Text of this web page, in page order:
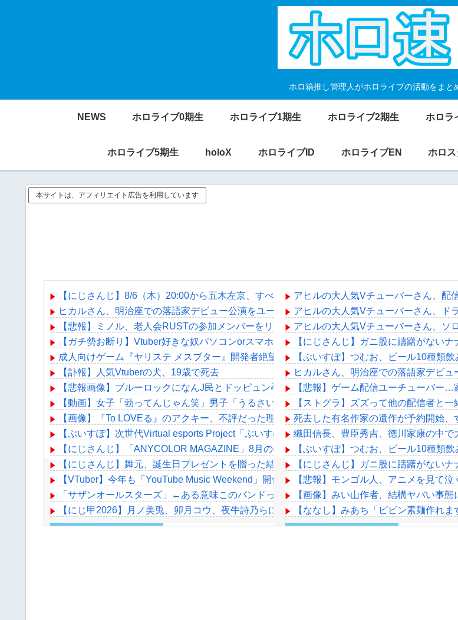
ホロ箱推し管理人がホロライブの活動をまと
NEWS ホロライブ0期生 ホロライブ1期生 ホロライブ2期生 ホロラ
ホロライブ5期生 holoX ホロライブID ホロライブEN ホロ
本サイトは、アフィリエイト広告を利用しています
【にじさんじ】8/6（木）20:00から五木左京、すべての記録をメモ帳で行う、長尾景先輩に表
ヒカルさん、明治座での落語家デビュー公演をユーチューブで全編公開 9月の2回目の公演も
【悲報】ミノル、老人会RUSTの参加メンバーをリークしていた模様…
【ガチ勢お断り】Vtuber好きな奴パソコンorスマホ用のスピーカー何使ってる？コスパ良いの
成人向けゲーム『ヤリステ メスブター』開発者絶望、銀行がsteamからの入金を拒否→金が入
【訃報】人気Vtuberの犬、19歳で死去
【悲報画像】ブルーロックになんJ民とドッピュン孕ませ男登場www
【動画】女子「勃ってんじゃん笑」男子「うるさい//」女子「キャハハ！」→フ●ラ開始ｗｗｗ
【画像】『To LOVEる』のアクキー、不評だった理由が明確すぎる
【ぶいすぽ】次世代Virtual esports Project「ぶいすぽっ！」、ARG企画を実施！
【にじさんじ】「ANYCOLOR MAGAZINE」8月の特集では、「今宵、××と夢を見る。」を
【にじさんじ】舞元、誕生日プレゼントを贈った結果「弟めっちゃ喜んでくれました」
【VTuber】今年も「YouTube Music Weekend」開催か？予告に多数のVTuberが登場『穴埋め
「サザンオールスターズ」←ある意味このバンドってめちゃくちゃ過小評価されとるよな
【にじ甲2026】月ノ美兎、卯月コウ、夜牛詩乃らによる甲子園とかも見たくはある
アヒルの大人気Vチューバーさん、配
アヒルの大人気Vチューバーさん、ド
アヒルの大人気Vチューバーさん、ソ
【にじさんじ】ガニ股に躊躇がないナ
【ぶいすぽ】つむお、ビール10種類
ヒカルさん、明治座での落語家デビ
【悲報】ゲーム配信ユーチューバー
【ストグラ】ズズって他の配信者と一
死去した有名作家の遺作が予約開始
織田信長、豊臣秀吉、徳川家康の中で
【ぶいすぽ】つむお、ビール10種類
【にじさんじ】ガニ股に躊躇がないナ
【悲報】モンゴル人、アニメを見て
【画像】みい山作者、結構ヤバい事
【ななし】みあち「ビビン素麺作れま